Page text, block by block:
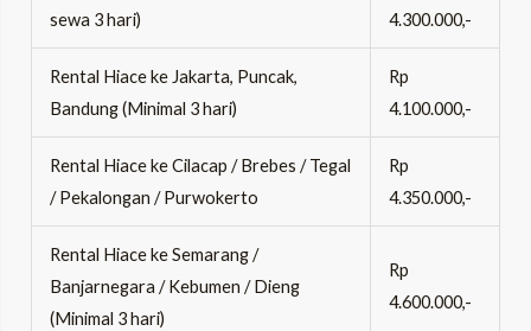
sewa 3 hari)
4.300.000,-
Rental Hiace ke Jakarta, Puncak,
Bandung (Minimal 3 hari)
Rp
4.100.000,-
Rental Hiace ke Cilacap / Brebes / Tegal
/ Pekalongan / Purwokerto
Rp
4.350.000,-
Rental Hiace ke Semarang /
Banjarnegara / Kebumen / Dieng
(Minimal 3 hari)
Rp
4.600.000,-